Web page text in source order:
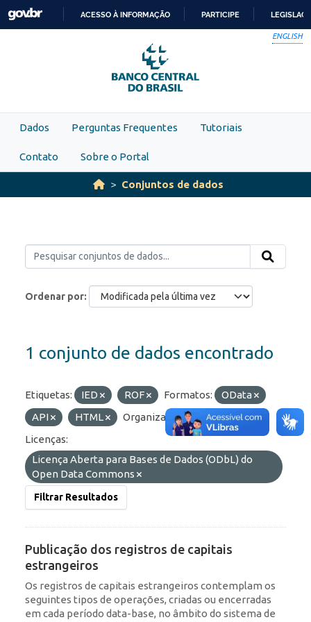
Skip to main content
PARA
O
CONTEÚDO
ACESSO À INFORMAÇÃO PARTICIPE
ENGLISH
Dados Perguntas Frequentes Tutoriais
Contato Sobre o Portal
Conjuntos de dados
Ordenar por
1 conjunto de dados encontrado
Etiquetas: IED ROF Formatos:
OData
API
HTML Organizações:
BCB/Dstat
Licenças:
Licença Aberta para Bases de Dados (ODbL) do
Open Data Commons
Filtrar Resultados
Publicação dos registros de capitais
estrangeiros
Os registros de capitais estrangeiros contemplam os
seguintes tipos de operações, criadas ou encerradas
em cada período data-base, no âmbito do sistema de